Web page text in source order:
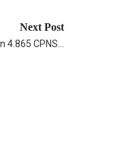
Next Post
4.865 CPNS…